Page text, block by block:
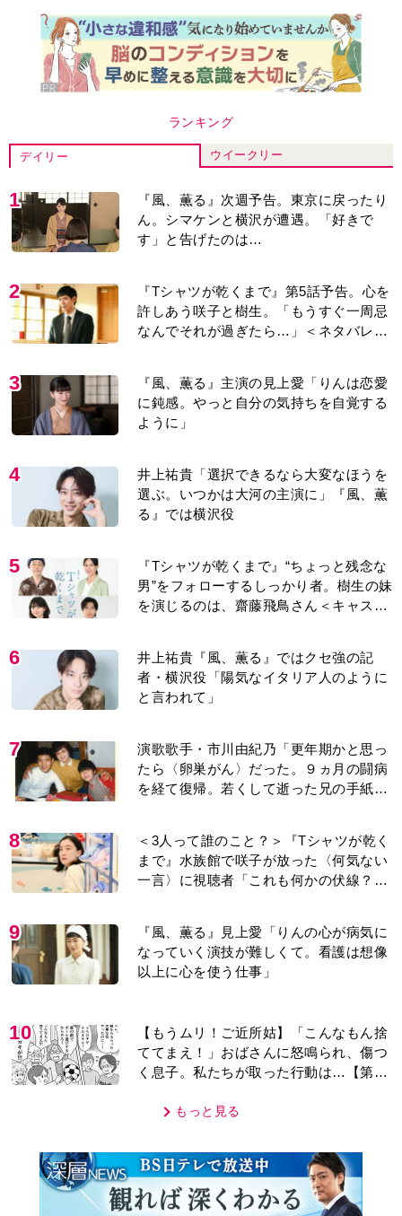
『風、薫る』主演の見上愛「りんは恋愛
に鈍感。やっと自分の気持ちを自覚する
ように」
井上祐貴「選択できるなら大変なほうを
る』では横沢役
5
『Tシャツが乾くまで』“ちょっと残念な
男”をフォローするしっかり者。樹生の妹
を演じるのは、齋藤飛鳥さん＜キャスト
6
井上祐貴『風、薫る』ではクセ強の記
者・横沢役「陽気なイタリア人のように
と言われて」
7
演歌歌手・市川由紀乃「更年期かと思っ
たら〈卵巣がん〉だった。９ヵ月の闘病
を経て復帰。若くして逝った兄の手紙を
8
＜3人って誰のこと？＞『Tシャツが乾く
まで』水族館で咲子が放った〈何気ない
一言〉に視聴者「これも何かの伏線？」
9
『風、薫る』見上愛「りんの心が病気に
なっていく演技が難しくて。看護は想像
以上に心を使う仕事」
10
【もうムリ！ご近所姑】「こんなもん捨
ててまえ！」おばさんに怒鳴られ、傷つ
もっと見る
編集部おすすめ